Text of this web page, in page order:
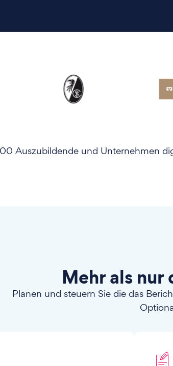
Auszubildende und Unternehmen
Mehr als
Planen und steuern Sie die das